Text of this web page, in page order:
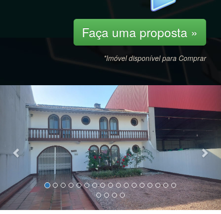
Faça uma proposta »
*Imóvel disponível para Comprar
Previous